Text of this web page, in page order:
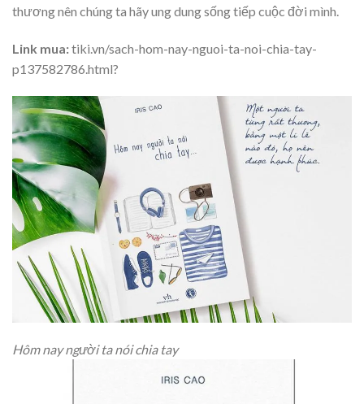
thương nên chúng ta hãy ung dung sống tiếp cuộc đời mình.
Link mua:tiki.vn/sach-hom-nay-nguoi-ta-noi-chia-tay-
p137582786.html?
Hôm nay người ta nói chia tay